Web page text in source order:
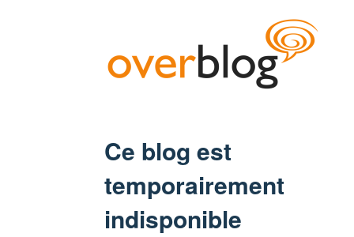
Ce blog est
temporairement
indisponible